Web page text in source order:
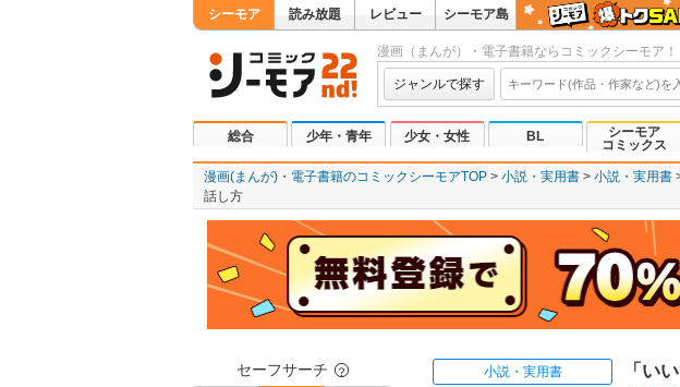
シーモア 読み放題 レビュー シーモア島
漫画（まんが）・電子書籍ならコミックシーモア！
ジャンルで探す
総合 少年・青年 少女・女性 BL
シーモア
コミックス
漫画(まんが)・電子書籍のコミックシーモアTOP 小説・実用書 小説・実用書
話し方
セーフサーチ ？ 小説・実用書 「い